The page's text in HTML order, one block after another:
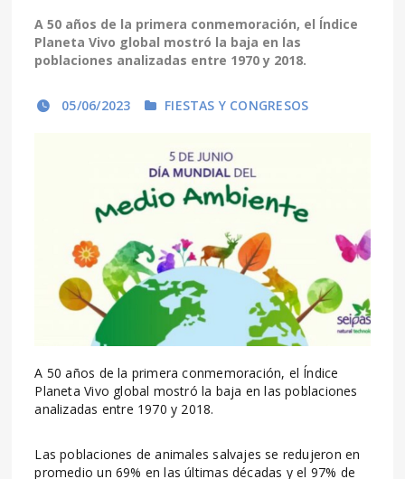
A 50 años de la primera conmemoración, el Índice
Planeta Vivo global mostró la baja en las
poblaciones analizadas entre 1970 y 2018.
05/06/2023 FIESTAS Y CONGRESOS
A 50 años de la primera conmemoración, el Índice
Planeta Vivo global mostró la baja en las poblaciones
analizadas entre 1970 y 2018.
Las poblaciones de animales salvajes se redujeron en
promedio un 69% en las últimas décadas y el 97% de